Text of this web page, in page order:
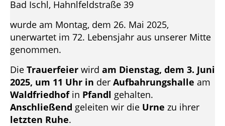
Bad Ischl, Hahnlfeldstraße 39
wurde am Montag, dem 26. Mai 2025,
unerwartet im 72. Lebensjahr aus unserer Mitte
genommen.
Die Trauerfeier wird am Dienstag, dem 3. Juni
2025, um 11 Uhr in der Aufbahrungshalle am
Waldfriedhofin Pfandl gehalten.
Anschließend geleiten wir die Urne zu ihrer
letzten Ruhe.